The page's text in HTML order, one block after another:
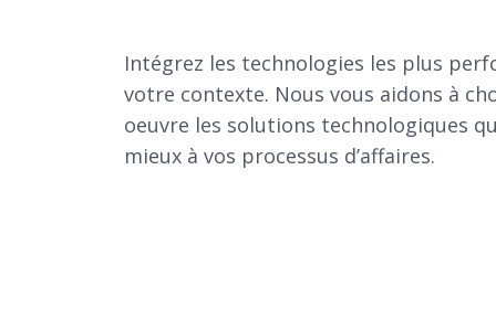
Intégrez les technologies les plus
votre contexte. Nous vous aidons à
oeuvre les solutions technologiques
mieux à vos processus d’affaires.